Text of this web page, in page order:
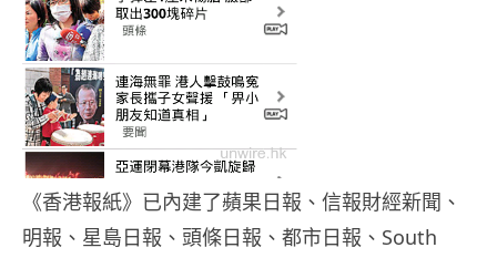
《香港報紙》已內建了蘋果日報、信報財經新聞、
明報、星島日報、頭條日報、都市日報、South